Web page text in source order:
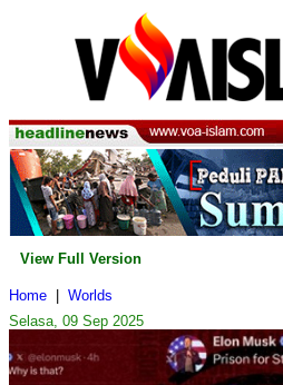
View Full Version
Home
Worlds
Selasa, 09 Sep 2025